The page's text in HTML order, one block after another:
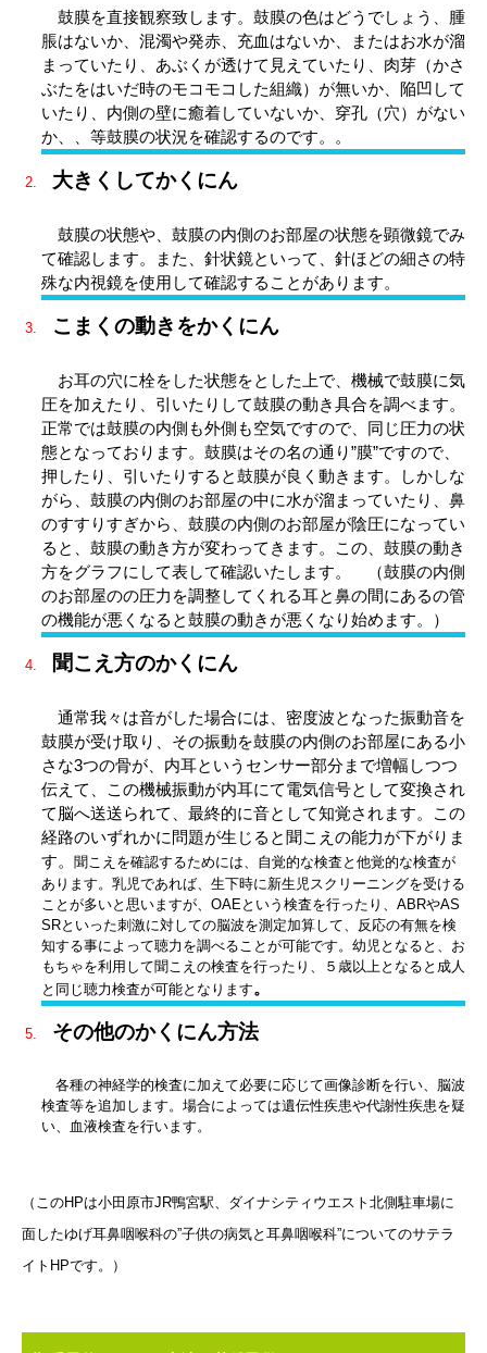
鼓膜を直接観察致します。鼓膜の色はどうでしょう、腫
脹はないか、混濁や発赤、充血はないか、またはお水が溜
まっていたり、あぶくが透けて見えていたり、肉芽（かさ
ぶたをはいだ時のモコモコした組織）が無いか、陥凹して
いたり、内側の壁に癒着していないか、穿孔（穴）がない
か、、等鼓膜の状況を確認するのです。。
大きくしてかくにん
鼓膜の状態や、鼓膜の内側のお部屋の状態を顕微鏡でみ
て確認します。また、針状鏡といって、針ほどの細さの特
殊な内視鏡を使用して確認することがあります。
こまくの動きをかくにん
お耳の穴に栓をした状態をとした上で、機械で鼓膜に気
圧を加えたり、引いたりして鼓膜の動き具合を調べます。
正常では鼓膜の内側も外側も空気ですので、同じ圧力の状
態となっております。鼓膜はその名の通り”膜”ですので、
押したり、引いたりすると鼓膜が良く動きます。しかしな
がら、鼓膜の内側のお部屋の中に水が溜まっていたり、鼻
のすすりすぎから、鼓膜の内側のお部屋が陰圧になってい
ると、鼓膜の動き方が変わってきます。この、鼓膜の動き
方をグラフにして表して確認いたします。 （鼓膜の内側
のお部屋のの圧力を調整してくれる耳と鼻の間にあるの管
の機能が悪くなると鼓膜の動きが悪くなり始めます。）
聞こえ方のかくにん
通常我々は音がした場合には、密度波となった振動音を
鼓膜が受け取り、その振動を鼓膜の内側のお部屋にある小
さな3つの骨が、内耳というセンサー部分まで増幅しつつ
伝えて、この機械振動が内耳にて電気信号として変換され
て脳へ送送られて、最終的に音として知覚されます。この
経路のいずれかに問題が生じると聞こえの能力が下がりま
す。
聞こえを確認するためには、自覚的な検査と他覚的な検査が
あります。乳児であれば、生下時に新生児スクリーニングを受ける
ことが多いと思いますが、OAEという検査を行ったり、ABRやAS
SRといった刺激に対しての脳波を測定加算して、反応の有無を検
知する事によって聴力を調べることが可能です。幼児となると、お
もちゃを利用して聞こえの検査を行ったり、５歳以上となると成人
と同じ聴力検査が可能となります。
その他のかくにん方法
各種の神経学的検査に加えて必要に応じて画像診断を行い、脳波
検査等を追加します。場合によっては遺伝性疾患や代謝性疾患を疑
い、血液検査を行います。
（このHPは小田原市JR鴨宮駅、ダイナシティウエスト北側駐車場に
面したゆげ耳鼻咽喉科の”子供の病気と耳鼻咽喉科”についてのサテラ
イトHPです。）